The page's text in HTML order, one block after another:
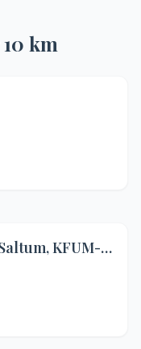
10 km
Sheltere ved Spejderhuset i Saltum, KFUM-spejderne